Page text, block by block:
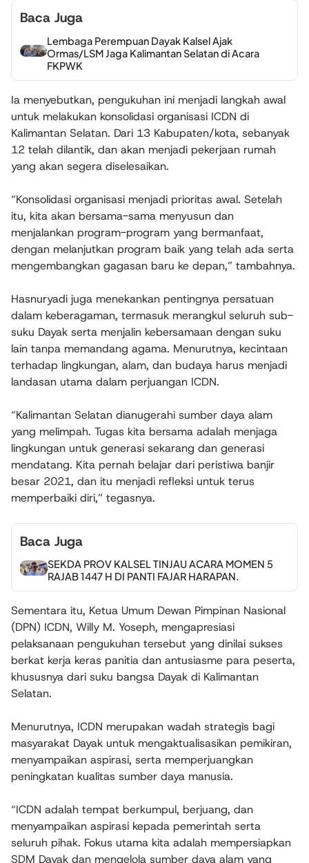
Baca Juga
Lembaga Perempuan Dayak Kalsel Ajak
Ormas/LSM Jaga Kalimantan Selatan di Acara
FKPWK
Ia menyebutkan, pengukuhan ini menjadi langkah awal
untuk melakukan konsolidasi organisasi ICDN di
Kalimantan Selatan. Dari 13 Kabupaten/kota, sebanyak
12 telah dilantik, dan akan menjadi pekerjaan rumah
yang akan segera diselesaikan.
“Konsolidasi organisasi menjadi prioritas awal. Setelah
itu, kita akan bersama-sama menyusun dan
menjalankan program-program yang bermanfaat,
dengan melanjutkan program baik yang telah ada serta
mengembangkan gagasan baru ke depan,” tambahnya.
Hasnuryadi juga menekankan pentingnya persatuan
dalam keberagaman, termasuk merangkul seluruh sub-
suku Dayak serta menjalin kebersamaan dengan suku
lain tanpa memandang agama. Menurutnya, kecintaan
terhadap lingkungan, alam, dan budaya harus menjadi
landasan utama dalam perjuangan ICDN.
“Kalimantan Selatan dianugerahi sumber daya alam
yang melimpah. Tugas kita bersama adalah menjaga
lingkungan untuk generasi sekarang dan generasi
mendatang. Kita pernah belajar dari peristiwa banjir
besar 2021, dan itu menjadi refleksi untuk terus
memperbaiki diri,” tegasnya.
Baca Juga
SEKDA PROV KALSEL TINJAU ACARA MOMEN 5
RAJAB 1447 H DI PANTI FAJAR HARAPAN.
Sementara itu, Ketua Umum Dewan Pimpinan Nasional
(DPN) ICDN, Willy M. Yoseph, mengapresiasi
pelaksanaan pengukuhan tersebut yang dinilai sukses
berkat kerja keras panitia dan antusiasme para peserta,
khususnya dari suku bangsa Dayak di Kalimantan
Selatan.
Menurutnya, ICDN merupakan wadah strategis bagi
masyarakat Dayak untuk mengaktualisasikan pemikiran,
menyampaikan aspirasi, serta memperjuangkan
peningkatan kualitas sumber daya manusia.
“ICDN adalah tempat berkumpul, berjuang, dan
menyampaikan aspirasi kepada pemerintah serta
seluruh pihak. Fokus utama kita adalah mempersiapkan
SDM Dayak dan mengelola sumber daya alam yang